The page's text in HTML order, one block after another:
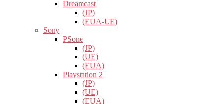
Dreamcast
(JP)
(EUA-UE)
Sony
PSone
(JP)
(UE)
(EUA)
Playstation 2
(JP)
(UE)
(EUA)